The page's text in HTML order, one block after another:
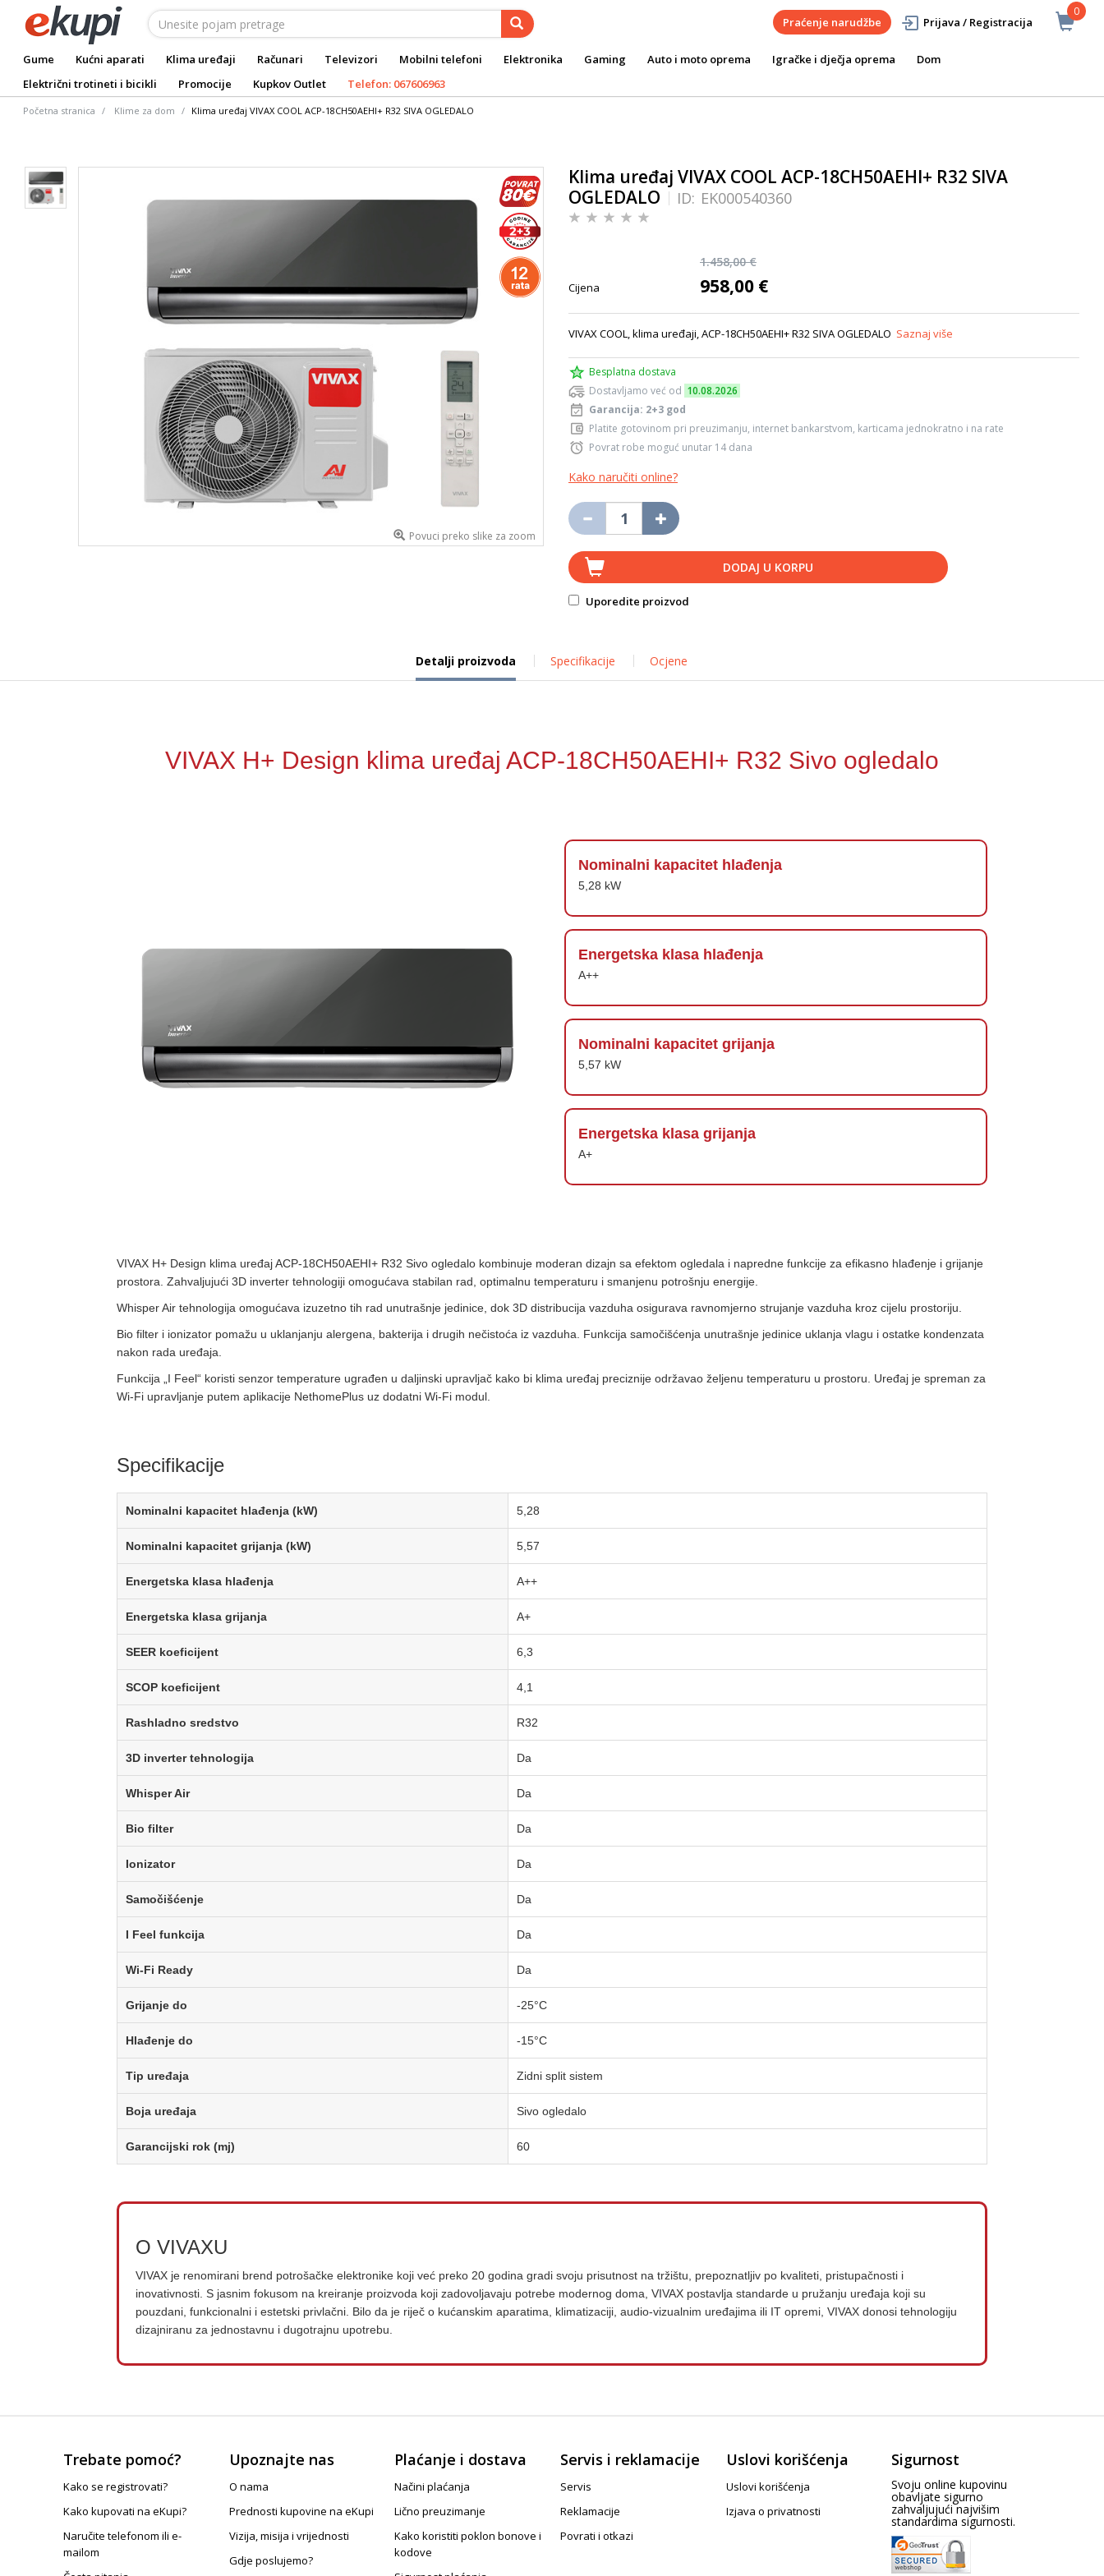
0
Praćenje narudžbe Prijava / Registracija
Gume Kućni aparati Klima uređaji Računari Televizori Mobilni telefoni Elektronika Gaming Auto i moto oprema Igračke i dječja oprema
Dom
Električni trotineti i bicikli
Promocije Kupkov Outlet Telefon: 067606963
Početna stranica Klime za dom Klima uređaj VIVAX COOL ACP-18CH50AEHI+ R32 SIVA OGLEDALO
Povuci preko slike za zoom
Klima uređaj VIVAX COOL ACP-18CH50AEHI+ R32 SIVA
OGLEDALO
ID: EK000540360
1.458,00 €
Cijena 958,00 €
VIVAX COOL, klima uređaji, ACP-18CH50AEHI+ R32 SIVA OGLEDALO Saznaj više
Besplatna dostava
Dostavljamo već od 10.08.2026
Garancija: 2+3 god
Platite gotovinom pri preuzimanju, internet bankarstvom, karticama jednokratno i na rate
Povrat robe moguć unutar 14 dana
Kako naručiti online?
DODAJ U KORPU
Uporedite proizvod
Detalji proizvoda Specifikacije Ocjene
VIVAX H+ Design klima uređaj ACP-18CH50AEHI+ R32 Sivo ogledalo
Nominalni kapacitet hlađenja
5,28 kW
Energetska klasa hlađenja
A++
Nominalni kapacitet grijanja
5,57 kW
Energetska klasa grijanja
A+
VIVAX H+ Design klima uređaj ACP-18CH50AEHI+ R32 Sivo ogledalo kombinuje moderan dizajn sa efektom ogledala i napredne funkcije za efikasno hlađenje i grijanje
prostora. Zahvaljujući 3D inverter tehnologiji omogućava stabilan rad, optimalnu temperaturu i smanjenu potrošnju energije.
Whisper Air tehnologija omogućava izuzetno tih rad unutrašnje jedinice, dok 3D distribucija vazduha osigurava ravnomjerno strujanje vazduha kroz cijelu prostoriju.
Bio filter i ionizator pomažu u uklanjanju alergena, bakterija i drugih nečistoća iz vazduha. Funkcija samočišćenja unutrašnje jedinice uklanja vlagu i ostatke kondenzata
nakon rada uređaja.
Funkcija „I Feel“ koristi senzor temperature ugrađen u daljinski upravljač kako bi klima uređaj preciznije održavao željenu temperaturu u prostoru. Uređaj je spreman za
Wi-Fi upravljanje putem aplikacije NethomePlus uz dodatni Wi-Fi modul.
Specifikacije
Nominalni kapacitet hlađenja (kW) 5,28
Nominalni kapacitet grijanja (kW) 5,57
Energetska klasa hlađenja A++
Energetska klasa grijanja A+
SEER koeficijent 6,3
SCOP koeficijent 4,1
Rashladno sredstvo R32
3D inverter tehnologija Da
Whisper Air Da
Bio filter Da
Ionizator Da
Samočišćenje Da
I Feel funkcija Da
Wi-Fi Ready Da
Grijanje do -25°C
Hlađenje do -15°C
Tip uređaja Zidni split sistem
Boja uređaja Sivo ogledalo
Garancijski rok (mj) 60
O VIVAXU
VIVAX je renomirani brend potrošačke elektronike koji već preko 20 godina gradi svoju prisutnost na tržištu, prepoznatljiv po kvaliteti, pristupačnosti i
inovativnosti. S jasnim fokusom na kreiranje proizvoda koji zadovoljavaju potrebe modernog doma, VIVAX postavlja standarde u pružanju uređaja koji su
pouzdani, funkcionalni i estetski privlačni. Bilo da je riječ o kućanskim aparatima, klimatizaciji, audio-vizualnim uređajima ili IT opremi, VIVAX donosi tehnologiju
dizajniranu za jednostavnu i dugotrajnu upotrebu.
Trebate pomoć?
Kako se registrovati?
Kako kupovati na eKupi?
Naručite telefonom ili e-
mailom
Upoznajte nas
O nama
Prednosti kupovine na eKupi
Vizija, misija i vrijednosti
Gdje poslujemo?
Plaćanje i dostava
Načini plaćanja
Lično preuzimanje
Kako koristiti poklon bonove i
kodove
Servis i reklamacije
Servis
Reklamacije
Povrati i otkazi
Uslovi korišćenja
Uslovi korišćenja
Izjava o privatnosti
Sigurnost
Svoju online kupovinu
obavljate sigurno
zahvaljujući najvišim
standardima sigurnosti.